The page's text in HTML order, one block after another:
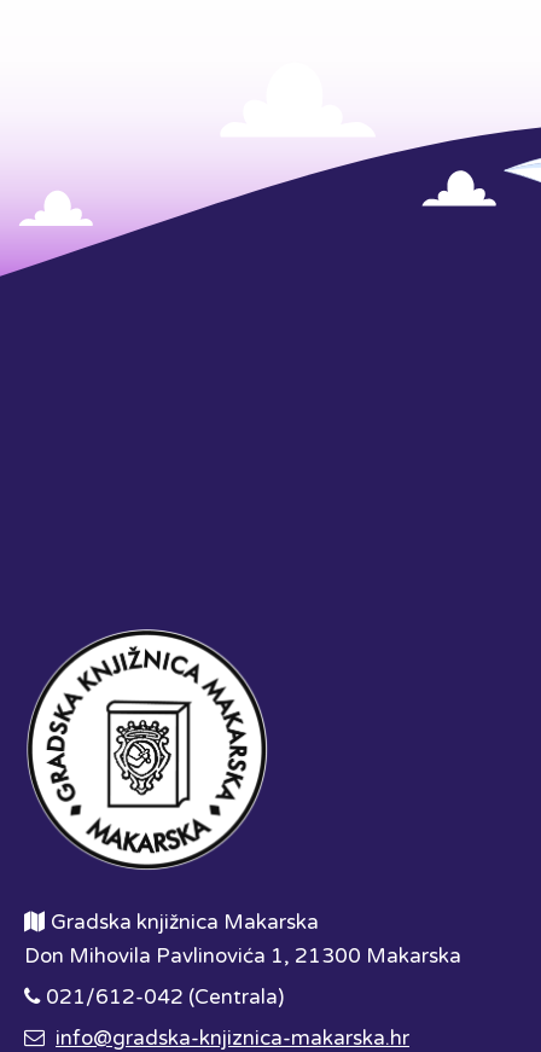
Gradska knjižnica Makarska
Don Mihovila Pavlinovića 1, 21300 Makarska
021/612-042 (Centrala)
info@gradska-knjiznica-makarska.hr